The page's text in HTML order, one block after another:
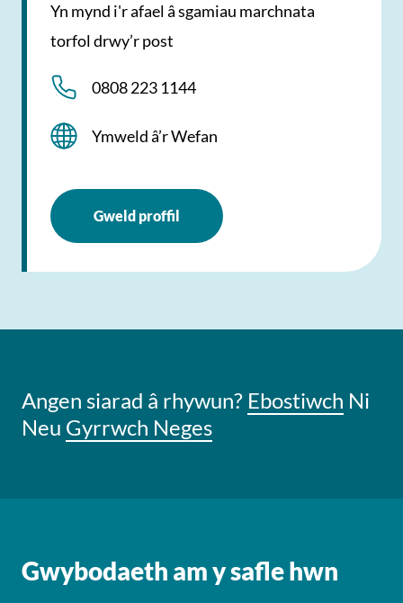
Yn mynd i'r afael â sgamiau marchnata
torfol drwy’r post
0808 223 1144
Ymweld â’r Wefan
Gweld proffil
Angen siarad â rhywun? Ebostiwch Ni
Neu Gyrrwch Neges
Gwybodaeth am y safle hwn